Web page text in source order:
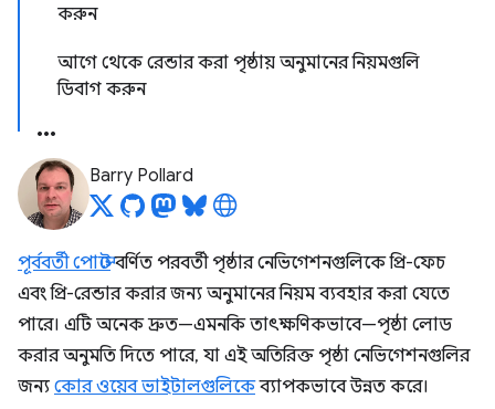
করুন
আগে থেকে রেন্ডার করা পৃষ্ঠায় অনুমানের নিয়মগুলি
ডিবাগ করুন
Barry Pollard
পূর্ববর্তী পোস্টেবর্ণিত পরবর্তী পৃষ্ঠার নেভিগেশনগুলিকে প্রি-ফেচ
এবং প্রি-রেন্ডার করার জন্য অনুমানের নিয়ম ব্যবহার করা যেতে
পারে। এটি অনেক দ্রুত—এমনকি তাৎক্ষণিকভাবে—পৃষ্ঠা লোড
করার অনুমতি দিতে পারে, যা এই অতিরিক্ত পৃষ্ঠা নেভিগেশনগুলির
জন্য কোর ওয়েব ভাইটালগুলিকেব্যাপকভাবে উন্নত করে।